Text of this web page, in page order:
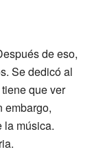
de eso,
Se dedicó al
que ver
embargo,
la música.